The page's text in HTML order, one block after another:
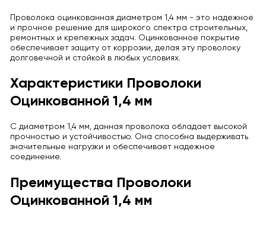
Проволока оцинкованная диаметром 1,4 мм - это надежное
и прочное решение для широкого спектра строительных,
ремонтных и крепежных задач. Оцинкованное покрытие
обеспечивает защиту от коррозии, делая эту проволоку
долговечной и стойкой в любых условиях.
Характеристики Проволоки
Оцинкованной 1,4 мм
С диаметром 1,4 мм, данная проволока обладает высокой
прочностью и устойчивостью. Она способна выдерживать
значительные нагрузки и обеспечивает надежное
соединение.
Преимущества Проволоки
Оцинкованной 1,4 мм